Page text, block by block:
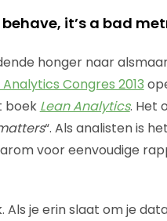
it’s a bad
honger naar
Congres 2013
boek Lean Analytics. Het
“. Als analisten is
voor eenvoudige
Als je erin slaat om je